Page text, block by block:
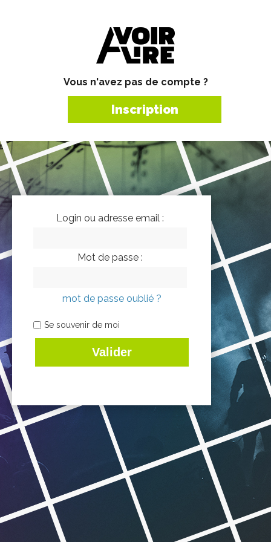
Vous n'avez pas de compte ?
Inscription
Login ou adresse email :
Mot de passe :
mot de passe oublié ?
Se souvenir de moi